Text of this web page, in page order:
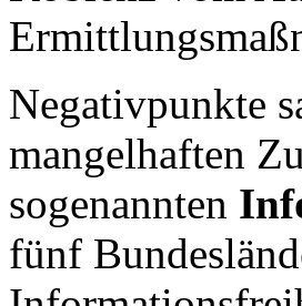
Negativpunkte
mangelhaften
sogenannten
fünf